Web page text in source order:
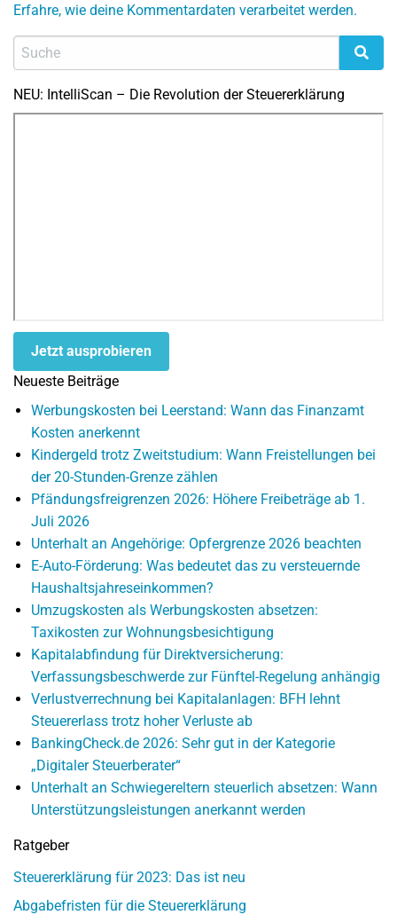
Erfahre, wie deine Kommentardaten verarbeitet werden.
NEU: IntelliScan – Die Revolution der Steuererklärung
Jetzt ausprobieren
Neueste Beiträge
Werbungskosten bei Leerstand: Wann das Finanzamt
Kosten anerkennt
Kindergeld trotz Zweitstudium: Wann Freistellungen bei
der 20-Stunden-Grenze zählen
Pfändungsfreigrenzen 2026: Höhere Freibeträge ab 1.
Juli 2026
Unterhalt an Angehörige: Opfergrenze 2026 beachten
E-Auto-Förderung: Was bedeutet das zu versteuernde
Haushaltsjahreseinkommen?
Umzugskosten als Werbungskosten absetzen:
Taxikosten zur Wohnungsbesichtigung
Kapitalabfindung für Direktversicherung:
Verfassungsbeschwerde zur Fünftel-Regelung anhängig
Verlustverrechnung bei Kapitalanlagen: BFH lehnt
Steuererlass trotz hoher Verluste ab
BankingCheck.de 2026: Sehr gut in der Kategorie
„Digitaler Steuerberater“
Unterhalt an Schwiegereltern steuerlich absetzen: Wann
Unterstützungsleistungen anerkannt werden
Ratgeber
Steuererklärung für 2023: Das ist neu
Abgabefristen für die Steuererklärung